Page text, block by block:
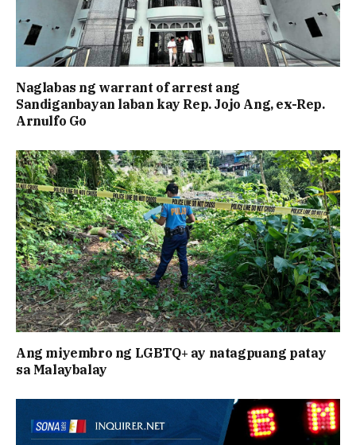
Naglabas ng warrant of arrest ang
Sandiganbayan laban kay Rep. Jojo Ang, ex-Rep.
Arnulfo Go
Ang miyembro ng LGBTQ+ ay natagpuang patay
sa Malaybalay